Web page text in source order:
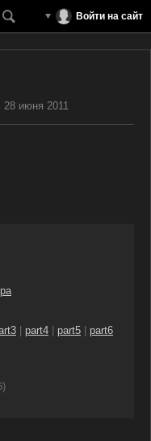
Войти на сайт
28 июня 2011
part4 part5
part6